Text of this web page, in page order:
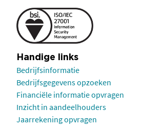
Handige links
Bedrijfsinformatie
Bedrijfsgegevens opzoeken
Financiële informatie opvragen
Inzicht in aandeelhouders
Jaarrekening opvragen